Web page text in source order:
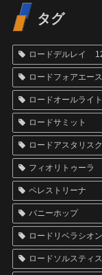
タグ
ロードデルレイ
ロードフォアエース
ロードオールライト
ロードサミット
ロードアスタリスク
フィオリトゥーラ
ペレストリーナ
バニーホップ
ロードリベラシオン
ロードソルスティス